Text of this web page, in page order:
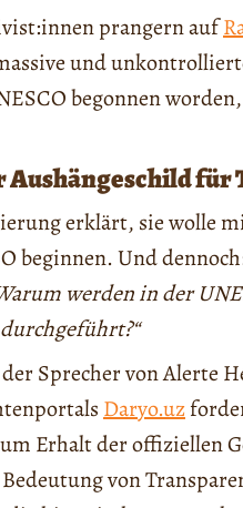
prangern auf
und
begonnen
für
erklärt, sie wolle
beginnen. Und
werden in der
Sprecher von Alerte
Daryo.uz
Erhalt der offiziellen
von